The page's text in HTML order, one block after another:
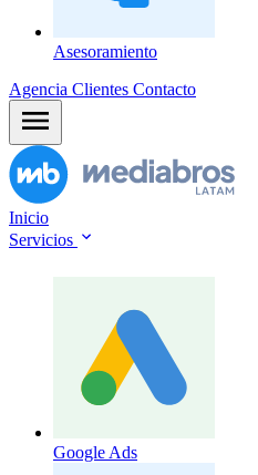
Asesoramiento
Agencia Clientes Contacto
Inicio
Servicios
Google Ads